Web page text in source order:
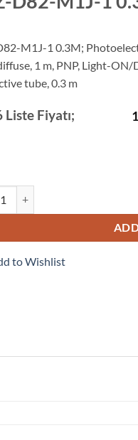
M1J-1 0.3M;
1 m, PNP, Light-
tube, 0.3 m
Liste Fiyatı;
to Wishlist